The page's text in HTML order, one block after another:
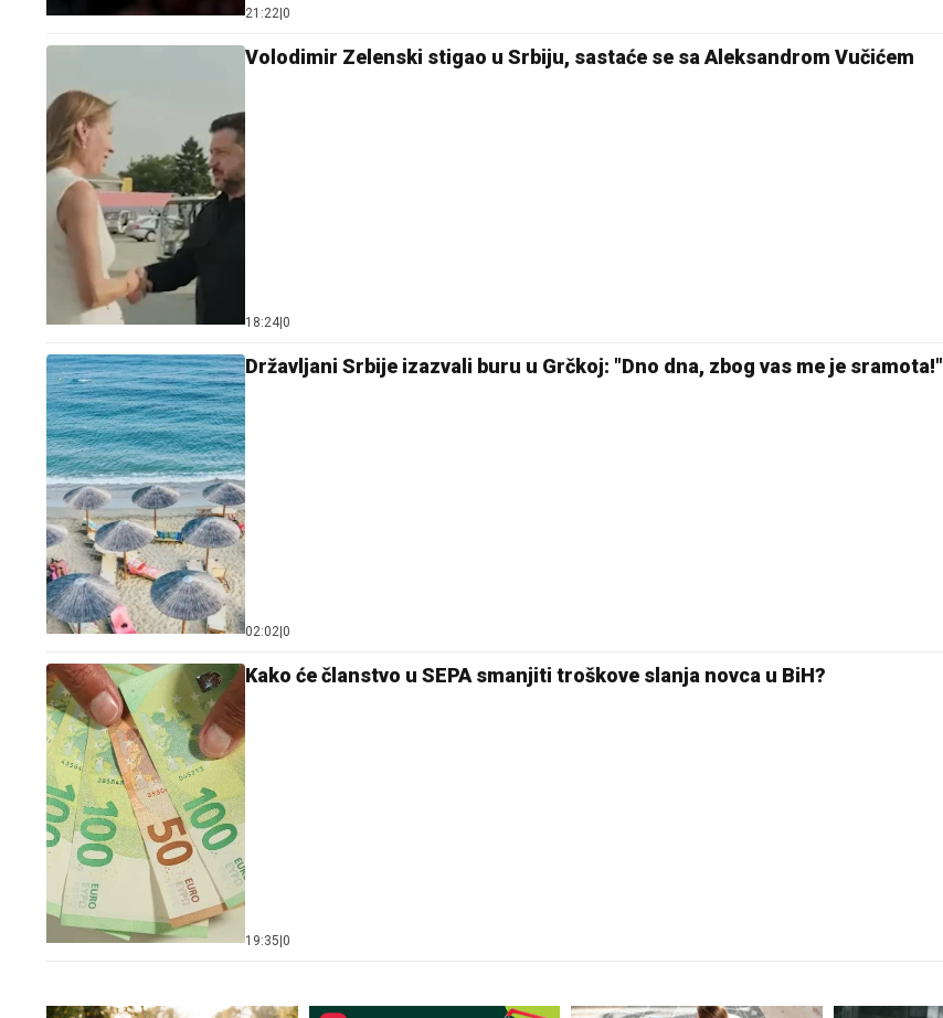
21:22 0
Volodimir Zelenski stigao u Srbiju, sastaće se sa Aleksandrom Vučićem
18:24 0
Državljani Srbije izazvali buru u Grčkoj: "Dno dna, zbog vas me je sramota!"
02:02 0
Kako će članstvo u SEPA smanjiti troškove slanja novca u BiH?
19:35 0